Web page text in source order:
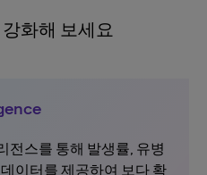
화해 보세요
전스를 통해 발생률, 유병
이터를 제공하여 보다 확